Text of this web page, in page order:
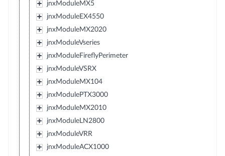
jnxModuleMX5
jnxModuleEX4550
jnxModuleMX2020
jnxModuleVseries
jnxModuleFireflyPerimeter
jnxModuleVSRX
jnxModuleMX104
jnxModulePTX3000
jnxModuleMX2010
jnxModuleLN2800
jnxModuleVRR
jnxModuleACX1000